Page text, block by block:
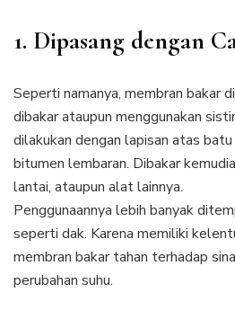
1. Dipasang dengan
Seperti namanya, membran bakar
dibakar ataupun menggunakan
dilakukan dengan lapisan atas
bitumen lembaran. Dibakar
lantai, ataupun alat lainnya.
Penggunaannya lebih banyak
seperti dak. Karena memiliki
membran bakar tahan terhadap
perubahan suhu.